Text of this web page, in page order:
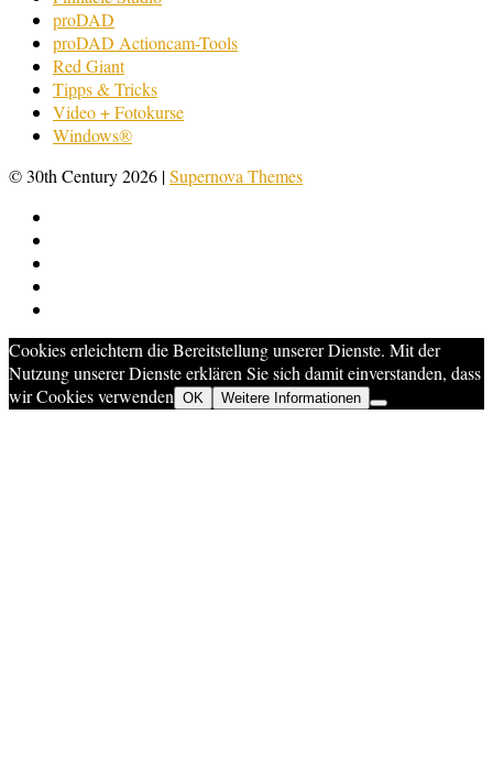
proDAD
proDAD Actioncam-Tools
Red Giant
Tipps & Tricks
Video + Fotokurse
Windows®
© 30th Century 2026 |Supernova Themes
Cookies erleichtern die Bereitstellung unserer Dienste. Mit der
Nutzung unserer Dienste erklären Sie sich damit einverstanden, dass
wir Cookies verwenden OK Weitere Informationen